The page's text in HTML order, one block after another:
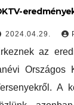
2024.04.29.
az
Országos
A